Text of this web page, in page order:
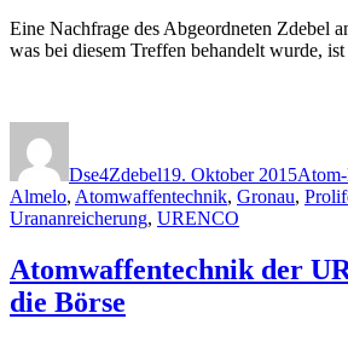
Eine Nachfrage des Abgeordneten Zdebel
was bei diesem Treffen behandelt wurde,
Dse4Zdebel19. Oktober 2015
Almelo, Atomwaffentechnik, Gronau,
Urananreicherung, URENCO
Atomwaffentechnik der
die Börse